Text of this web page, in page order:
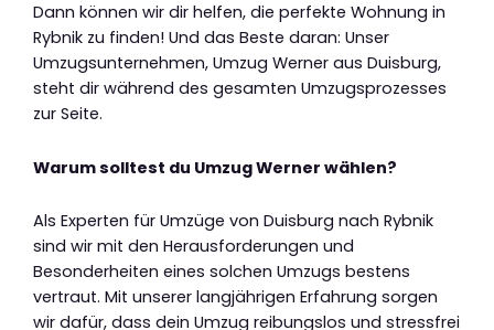
Dann können wir dir helfen, die perfekte Wohnung in
Rybnik zu finden! Und das Beste daran: Unser
Umzugsunternehmen, Umzug Werner aus Duisburg,
steht dir während des gesamten Umzugsprozesses
zur Seite.
Warum solltest du Umzug Werner wählen?
Als Experten für Umzüge von Duisburg nach Rybnik
sind wir mit den Herausforderungen und
Besonderheiten eines solchen Umzugs bestens
vertraut. Mit unserer langjährigen Erfahrung sorgen
wir dafür, dass dein Umzug reibungslos und stressfrei